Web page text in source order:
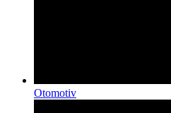
Otomotiv